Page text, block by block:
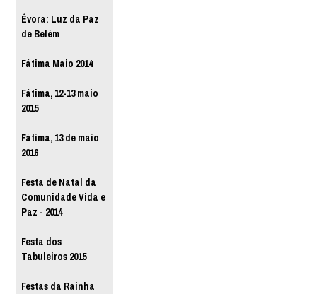
Évora: Luz da Paz
de Belém
Fátima Maio 2014
Fátima, 12-13 maio
2015
Fátima, 13 de maio
2016
Festa de Natal da
Comunidade Vida e
Paz - 2014
Festa dos
Tabuleiros 2015
Festas da Rainha